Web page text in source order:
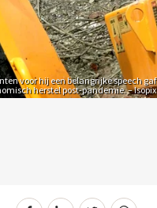
voor hij een belangrijke speech gaf
herstel post-pandemie. – Isopix